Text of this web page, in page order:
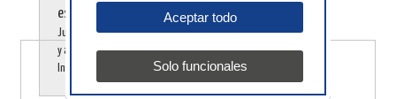
estrellas acertadas.
Jugada para compartir con amigos
y aspirar siempre al Bote. Abre la
Información y verás sus ventajas
SEMANA 33 10 - 16 Agosto 2026
Aceptar todo
Solo funcionales